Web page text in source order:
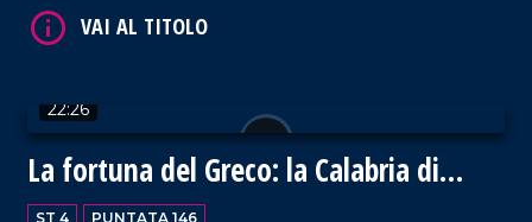
ogni angolo della terra. Ospite in studio
funerali di Jorge Mario Bergoglio.
22:26
La fortuna del Greco: la Calabria di
Vincenzo Reale
ST 4 PUNTATA 146